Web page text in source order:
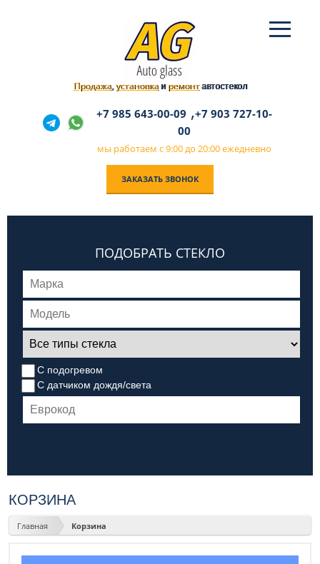
Продажа,установкаи ремонтавтостекол
+7 985 643-00-09 ,+7 903 727-10-
00
мы работаем с 9:00 до 20:00 ежедневно
ЗАКАЗАТЬ ЗВОНОК
ПОДОБРАТЬ СТЕКЛО
С подогревом
С датчиком дождя/света
КОРЗИНА
Главная Корзина